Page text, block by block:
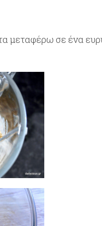
μεταφέρω σε ένα